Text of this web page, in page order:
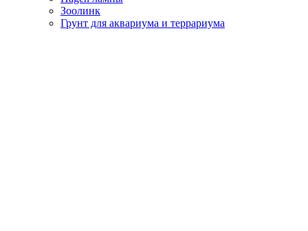
Зоолинк
Грунт для аквариума и террариума